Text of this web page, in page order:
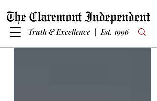
Truth & Excellence | Est. 1996